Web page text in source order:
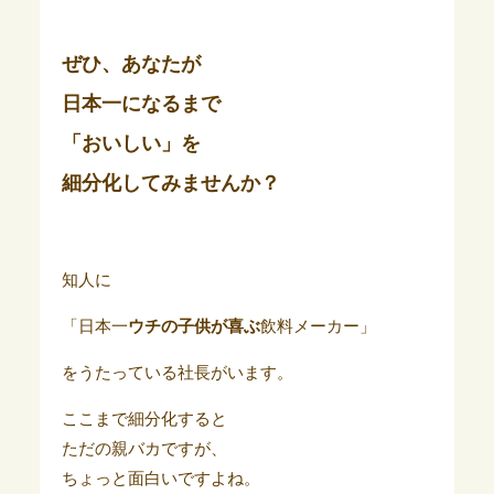
ぜひ、あなたが
日本一になるまで
「おいしい」を
細分化してみませんか？
知人に
「日本一ウチの子供が喜ぶ飲料メーカー」
をうたっている社長がいます。
ここまで細分化すると
ただの親バカですが、
ちょっと面白いですよね。